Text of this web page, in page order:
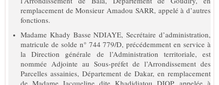
remplacement de Monsieur Amadou SARR, appelé à d’autres
fonctions.
Madame Khady Basse NDIAYE, Secrétaire d’administration,
matricule de solde n° 744 779/D, précédemment en service à
la Direction générale de l’Administration territoriale, est
nommée Adjointe au Sous-préfet de l’Arrondissement des
Parcelles assainies, Département de Dakar, en remplacement
de Madame Jacqueline dite Khadidiatou DIOP, appelée à